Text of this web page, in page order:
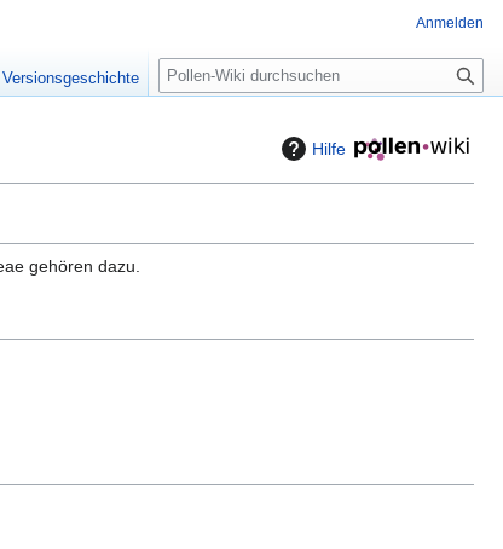
Hilfe
gehören dazu.
Anmelden
Versionsgeschichte
S
u
e